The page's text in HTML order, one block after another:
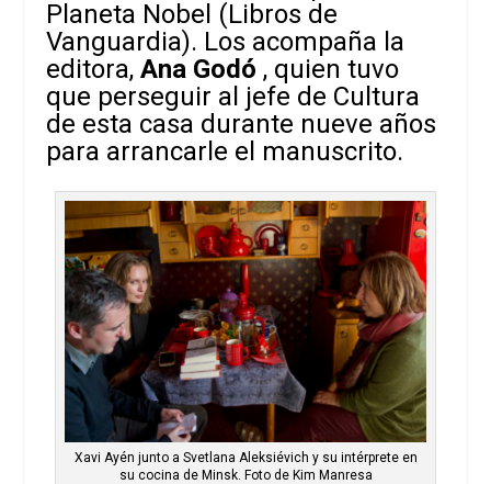
Planeta Nobel (Libros de
Vanguardia). Los acompaña la
editora, Ana Godó , quien tuvo
que perseguir al jefe de Cultura
de esta casa durante nueve años
para arrancarle el manuscrito.
Xavi Ayén junto a Svetlana Aleksiévich y su intérprete en
su cocina de Minsk. Foto de Kim Manresa